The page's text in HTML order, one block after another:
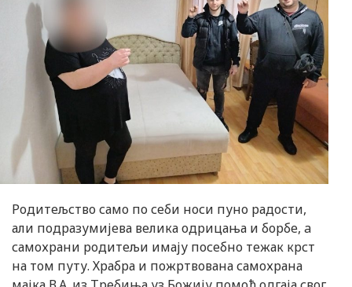
Родитељство само по себи носи пуно радости,
али подразумијева велика одрицања и борбе, a
самохрани родитељи имају посебно тежак крст
на том путу. Храбра и пожртвована самохрана